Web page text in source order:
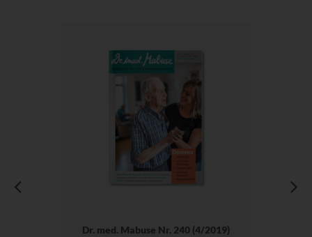
Dr. med. Mabuse Nr. 240 (4/2019)